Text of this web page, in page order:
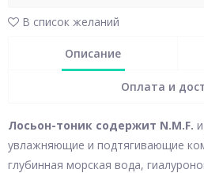
В список желаний
Описание
Оплата и
Лосьон-тоник содержит N.M.F.
увлажняющие и подтягивающие
глубинная морская вода,